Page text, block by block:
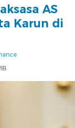
AS
Karun di